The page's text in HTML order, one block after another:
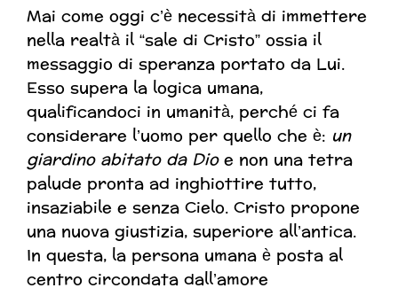
Mai come oggi c’è necessità di immettere
nella realtà il “sale di Cristo” ossia il
messaggio di speranza portato da Lui.
Esso supera la logica umana,
qualificandoci in umanità, perché ci fa
considerare l’uomo per quello che è: un
giardino abitato da Dioe non una tetra
palude pronta ad inghiottire tutto,
insaziabile e senza Cielo. Cristo propone
una nuova giustizia, superiore all’antica.
In questa, la persona umana è posta al
centro circondata dall’amore